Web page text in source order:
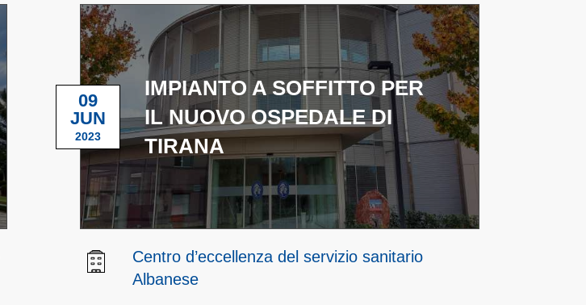
IMPIANTO A SOFFITTO PER
IL NUOVO OSPEDALE DI
TIRANA
09
JUN
2023
Centro d’eccellenza del servizio sanitario
Albanese